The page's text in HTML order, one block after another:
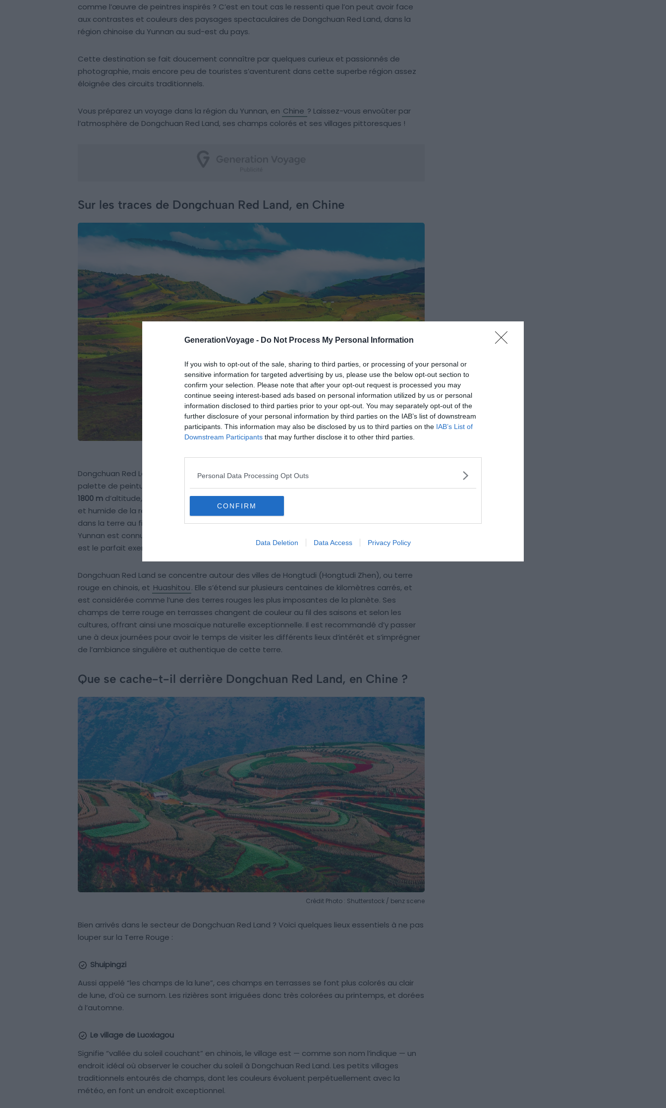
GenerationVoyage - Do Not Process My Personal Information
If you wish to opt-out of the sale, sharing to third parties, or processing of your personal or
sensitive information for targeted advertising by us, please use the below opt-out section to
confirm your selection. Please note that after your opt-out request is processed you may
continue seeing interest-based ads based on personal information utilized by us or personal
information disclosed to third parties prior to your opt-out. You may separately opt-out of the
further disclosure of your personal information by third parties on the IAB’s list of downstream
participants. This information may also be disclosed by us to third parties on the IAB’s List of
Downstream Participants that may further disclose it to other third parties.
Personal Data Processing Opt Outs
CONFIRM
Data Deletion Data Access Privacy Policy
comme l’œuvre de peintres inspirés ? C’est en tout cas le ressenti que l’on peut avoir face
aux contrastes et couleurs des paysages spectaculaires de Dongchuan Red Land, dans la
région chinoise du Yunnan au sud-est du pays.
Cette destination se fait doucement connaître par quelques curieux et passionnés de
photographie, mais encore peu de touristes s’aventurent dans cette superbe région assez
éloignée des circuits traditionnels.
Vous préparez un voyage dans la région du Yunnan, en Chine ? Laissez-vous envoûter par
l’atmosphère de Dongchuan Red Land, ses champs colorés et ses villages pittoresques !
Sur les traces de Dongchuan Red Land, en Chine
Dongchuan Red Land est surnommée “palette magique de Dieu” tant elle ressemble à une
palette de peinture, de toutes les couleurs. Elle se trouve sur un terrain montagneux à environ
1800 m d’altitude, à près de 220 kilomètres au nord-est de la ville de Kunming. Le climat chaud
et humide de la région a rendu le sol riche en minéraux de fer qui se sont infiltrés et oxydés
dans la terre au fil des années, jusqu’à en changer la couleur en brun rougeâtre. La région du
Yunnan est connue pour ses paysages époustouflants, et la Terre Rouge de Dongchuan en
est le parfait exemple !
Dongchuan Red Land se concentre autour des villes de Hongtudi (Hongtudi Zhen), ou terre
rouge en chinois, et Huashitou. Elle s’étend sur plusieurs centaines de kilomètres carrés, et
est considérée comme l’une des terres rouges les plus imposantes de la planète. Ses
champs de terre rouge en terrasses changent de couleur au fil des saisons et selon les
cultures, offrant ainsi une mosaïque naturelle exceptionnelle. Il est recommandé d’y passer
une à deux journées pour avoir le temps de visiter les différents lieux d’intérêt et s’imprégner
de l’ambiance singulière et authentique de cette terre.
Que se cache-t-il derrière Dongchuan Red Land, en Chine ?
Crédit Photo : Shutterstock / benz scene
Bien arrivés dans le secteur de Dongchuan Red Land ? Voici quelques lieux essentiels à ne pas
louper sur la Terre Rouge :
Shuipingzi
Aussi appelé “les champs de la lune”, ces champs en terrasses se font plus colorés au clair
de lune, d’où ce surnom. Les rizières sont irriguées donc très colorées au printemps, et dorées
à l’automne.
Le village de Luoxiagou
Signifie “vallée du soleil couchant” en chinois, le village est — comme son nom l’indique — un
endroit idéal où observer le coucher du soleil à Dongchuan Red Land. Les petits villages
traditionnels entourés de champs, dont les couleurs évoluent perpétuellement avec la
météo, en font un endroit exceptionnel.